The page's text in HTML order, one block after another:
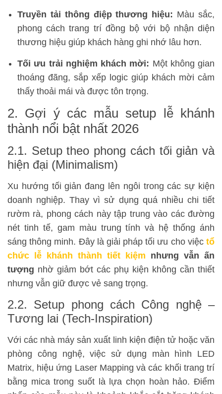
Truyền tải thông điệp thương hiệu: Màu sắc,
phong cách trang trí đồng bộ với bộ nhận diện
thương hiệu giúp khách hàng ghi nhớ lâu hơn.
Tối ưu trải nghiệm khách mời: Một không gian
thoáng đãng, sắp xếp logic giúp khách mời cảm
thấy thoải mái và được tôn trọng.
2. Gợi ý các mẫu setup lễ khánh
thành nổi bật nhất 2026
2.1. Setup theo phong cách tối giản và
hiện đại (Minimalism)
Xu hướng tối giản đang lên ngôi trong các sự kiện
doanh nghiệp. Thay vì sử dụng quá nhiều chi tiết
rườm rà, phong cách này tập trung vào các đường
nét tinh tế, gam màu trung tính và hệ thống ánh
sáng thông minh. Đây là giải pháp tối ưu cho việc tổ
chức lễ khánh thành tiết kiệm nhưng vẫn ấn
tượng nhờ giảm bớt các phụ kiện không cần thiết
nhưng vẫn giữ được vẻ sang trọng.
2.2. Setup phong cách Công nghệ –
Tương lai (Tech-Inspiration)
Với các nhà máy sản xuất linh kiện điện tử hoặc văn
phòng công nghệ, việc sử dụng màn hình LED
Matrix, hiệu ứng Laser Mapping và các khối trang trí
bằng mica trong suốt là lựa chọn hoàn hảo. Điểm